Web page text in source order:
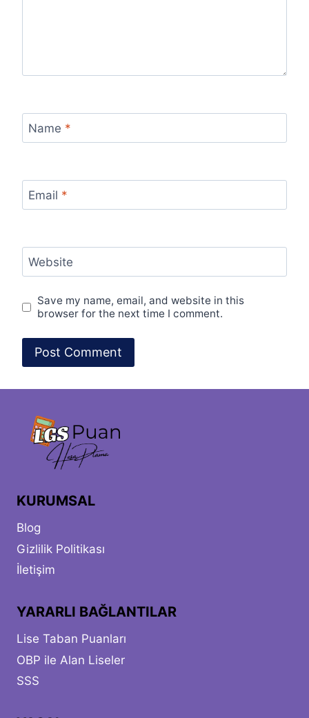
Name *
Email *
Website
Save my name, email, and website in this
browser for the next time I comment.
KURUMSAL
Blog
Gizlilik Politikası
İletişim
YARARLI BAĞLANTILAR
Lise Taban Puanları
OBP ile Alan Liseler
SSS